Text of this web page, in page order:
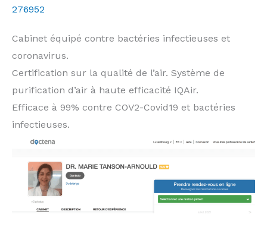
276952
Cabinet équipé contre bactéries infectieuses et
coronavirus.
Certification sur la qualité de l’air. Système de
purification d’air à haute efficacité IQAir.
Efficace à 99% contre COV2-Covid19 et bactéries
infectieuses.